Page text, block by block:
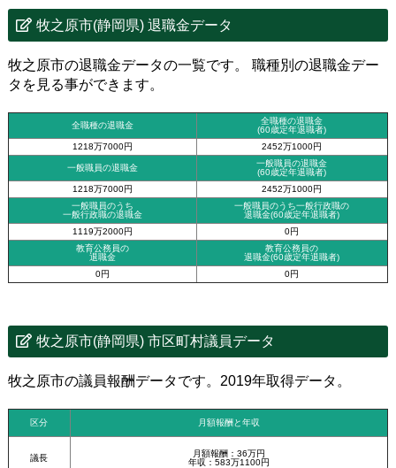
牧之原市(静岡県) 退職金データ
牧之原市の退職金データの一覧です。 職種別の退職金デー
タを見る事ができます。
全職種の退職金
全職種の退職金
(60歳定年退職者)
1218万7000円
2452万1000円
一般職員の退職金
一般職員の退職金
(60歳定年退職者)
1218万7000円
2452万1000円
一般職員のうち
一般行政職の退職金
一般職員のうち一般行政職の
退職金(60歳定年退職者)
1119万2000円
0円
教育公務員の
退職金
教育公務員の
退職金(60歳定年退職者)
0円
0円
牧之原市(静岡県) 市区町村議員データ
牧之原市の議員報酬データです。2019年取得データ。
区分 月額報酬と年収
議長
月額報酬：36万円
年収：583万1100円